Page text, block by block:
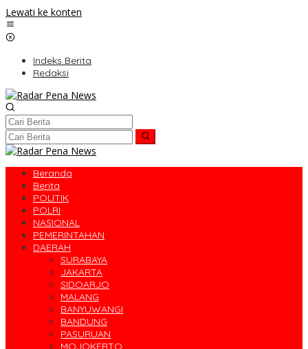
Lewati ke konten
Indeks Berita
Redaksi
Beranda
Berita
POLITIK
POLRI
NASIONAL
PEMERINTAHAN
DAERAH
SURABAYA
JAKARTA
SIDOARJO
MALANG
BANYUWANGI
BANDUNG
PASURUAN
MOJOKERTO